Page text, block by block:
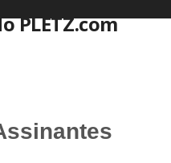
PLETZ.com